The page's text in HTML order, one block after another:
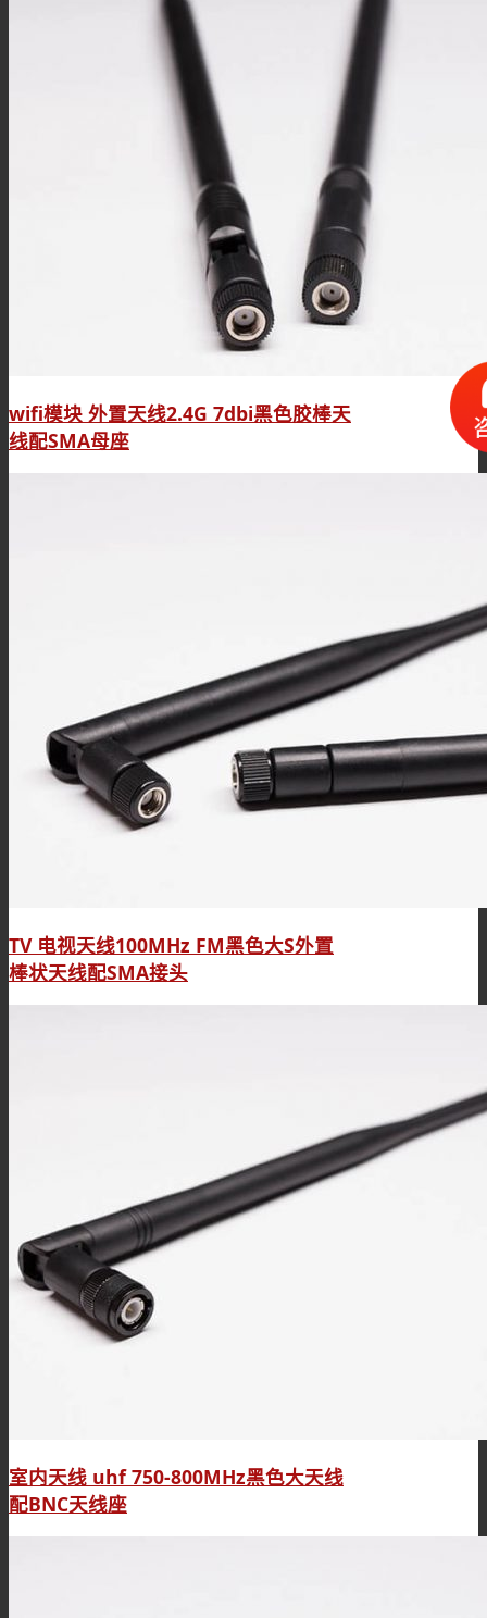
wifi模块 外置天线2.4G 7dbi黑色胶棒天
线配SMA母座
TV 电视天线100MHz FM黑色大S外置
棒状天线配SMA接头
室内天线 uhf 750-800MHz黑色大天线
配BNC天线座